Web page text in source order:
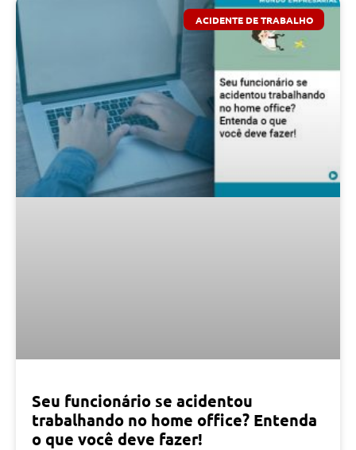
ACIDENTE DE TRABALHO
Seu funcionário se acidentou
trabalhando no home office? Entenda
o que você deve fazer!